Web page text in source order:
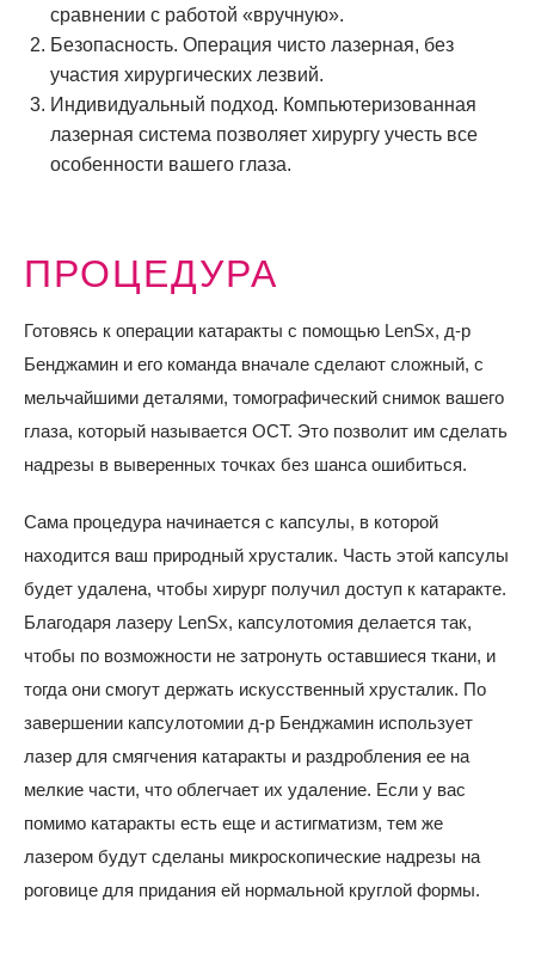
сравнении с работой «вручную».
Безопасность. Операция чисто лазерная, без
участия хирургических лезвий.
Индивидуальный подход. Компьютеризованная
лазерная система позволяет хирургу учесть все
особенности вашего глаза.
ПРОЦЕДУРА
Готовясь к операции катаракты с помощью LenSx, д-р
Бенджамин и его команда вначале сделают сложный, с
мельчайшими деталями, томографический снимок вашего
глаза, который называется OCT. Это позволит им сделать
надрезы в выверенных точках без шанса ошибиться.
Сама процедура начинается с капсулы, в которой
находится ваш природный хрусталик. Часть этой капсулы
будет удалена, чтобы хирург получил доступ к катаракте.
Благодаря лазеру LenSx, капсулотомия делается так,
чтобы по возможности не затронуть оставшиеся ткани, и
тогда они смогут держать искусственный хрусталик. По
завершении капсулотомии д-р Бенджамин использует
лазер для смягчения катаракты и раздробления ее на
мелкие части, что облегчает их удаление. Если у вас
помимо катаракты есть еще и астигматизм, тем же
лазером будут сделаны микроскопические надрезы на
роговице для придания ей нормальной круглой формы.